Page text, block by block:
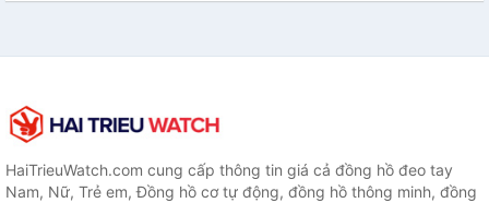
HaiTrieuWatch.com cung cấp thông tin giá cả đồng hồ đeo tay
Nam, Nữ, Trẻ em, Đồng hồ cơ tự động, đồng hồ thông minh, đồng